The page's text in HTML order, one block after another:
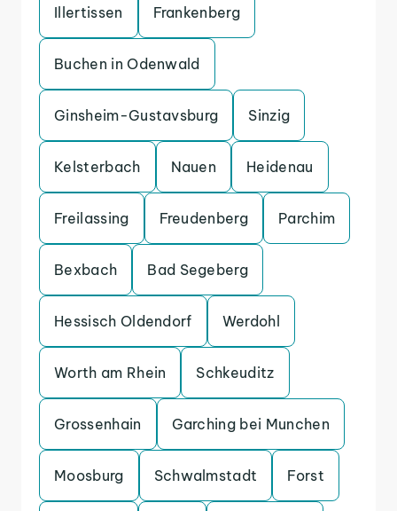
Illertissen Frankenberg
Buchen in Odenwald
Ginsheim-Gustavsburg Sinzig
Kelsterbach Nauen Heidenau
Freilassing Freudenberg Parchim
Bexbach Bad Segeberg
Hessisch Oldendorf Werdohl
Worth am Rhein Schkeuditz
Grossenhain Garching bei Munchen
Moosburg Schwalmstadt Forst